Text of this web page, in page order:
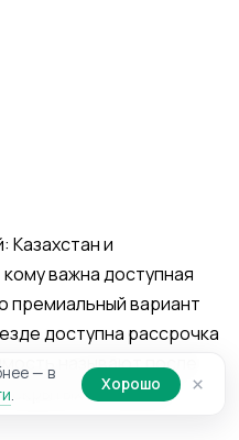
Казахстан и
важна доступная
премиальный вариант
доступна рассрочка
называют после
скрытых платежей.
— в
.
Хорошо ×